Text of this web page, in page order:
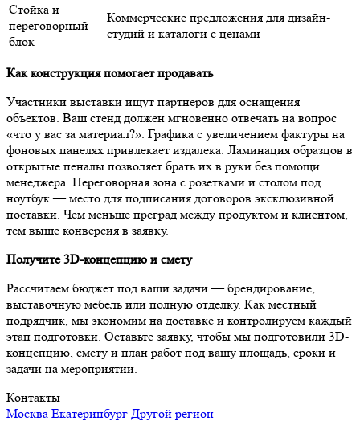
Стойка и
переговорный
блок
Коммерческие предложения для дизайн-
студий и каталоги с ценами
Как конструкция помогает продавать
Участники выставки ищут партнеров для оснащения
объектов. Ваш стенд должен мгновенно отвечать на вопрос
«что у вас за материал?». Графика с увеличением фактуры на
фоновых панелях привлекает издалека. Ламинация образцов в
открытые пеналы позволяет брать их в руки без помощи
менеджера. Переговорная зона с розетками и столом под
ноутбук — место для подписания договоров эксклюзивной
поставки. Чем меньше преград между продуктом и клиентом,
тем выше конверсия в заявку.
Получите 3D-концепцию и смету
Рассчитаем бюджет под ваши задачи — брендирование,
выставочную мебель или полную отделку. Как местный
подрядчик, мы экономим на доставке и контролируем каждый
этап подготовки. Оставьте заявку, чтобы мы подготовили 3D-
концепцию, смету и план работ под вашу площадь, сроки и
задачи на мероприятии.
Контакты
Москва Екатеринбург Другой регион